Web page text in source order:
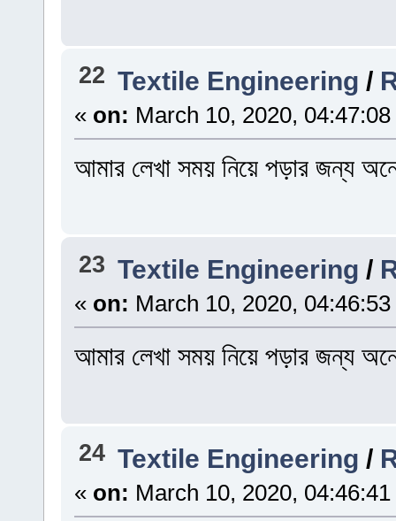
22 Textile Engineering /
« on: March 10, 2020,
আমার লেখা সময় নিয়ে পড়ার জন্য
23 Textile Engineering /
« on: March 10, 2020,
আমার লেখা সময় নিয়ে পড়ার জন্য
24 Textile Engineering /
« on: March 10, 2020,